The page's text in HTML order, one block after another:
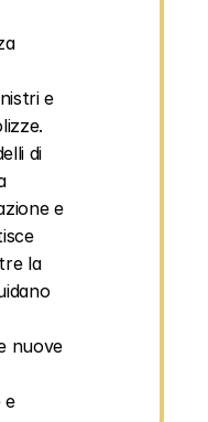
e
di
e
la
nuove
e